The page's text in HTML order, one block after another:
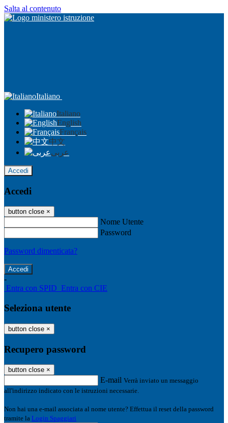
Salta al contenuto
Italiano
Italiano
English
Français
中文
عربى
Accedi
Accedi
button close ×
Nome Utente
Password
Password dimenticata?
-
Entra con SPID Entra con CIE
Seleziona utente
button close ×
Recupero password
button close ×
E-mail Verrà inviato un messaggio
all'indirizzo indicato con le istruzioni necessarie.
Non hai una e-mail associata al nome utente? Effettua il reset della password
tramite la Login Spaggiari